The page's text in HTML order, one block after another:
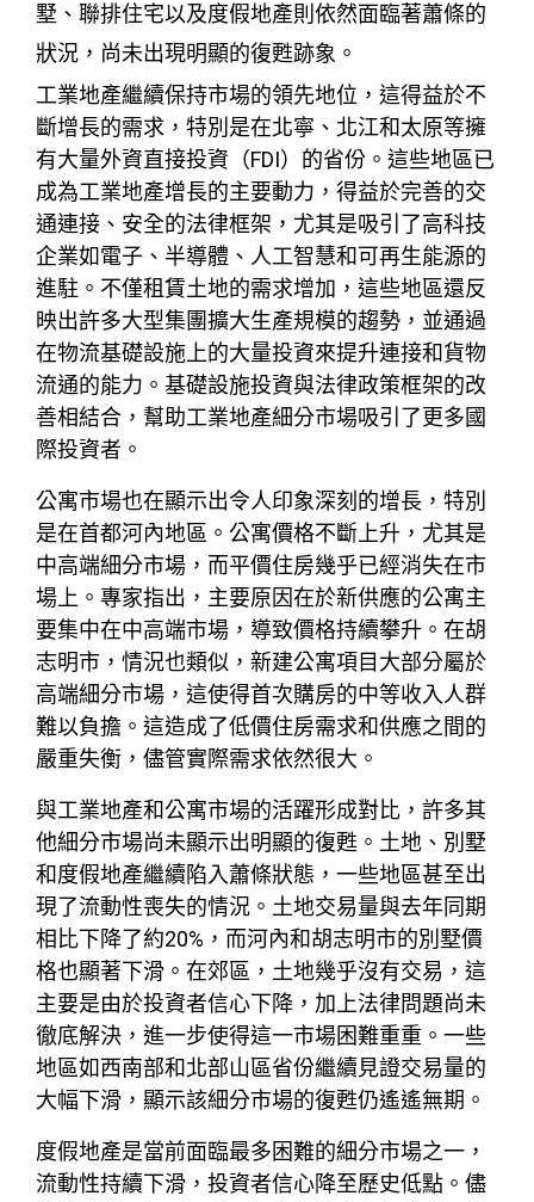
墅、聯排住宅以及度假地產則依然面臨著蕭條的
狀況，尚未出現明顯的復甦跡象。
工業地產繼續保持市場的領先地位，這得益於不
斷增長的需求，特別是在北寧、北江和太原等擁
有大量外資直接投資（FDI）的省份。這些地區已
成為工業地產增長的主要動力，得益於完善的交
通連接、安全的法律框架，尤其是吸引了高科技
企業如電子、半導體、人工智慧和可再生能源的
進駐。不僅租賃土地的需求增加，這些地區還反
映出許多大型集團擴大生產規模的趨勢，並通過
在物流基礎設施上的大量投資來提升連接和貨物
流通的能力。基礎設施投資與法律政策框架的改
善相結合，幫助工業地產細分市場吸引了更多國
際投資者。
公寓市場也在顯示出令人印象深刻的增長，特別
是在首都河內地區。公寓價格不斷上升，尤其是
中高端細分市場，而平價住房幾乎已經消失在市
場上。專家指出，主要原因在於新供應的公寓主
要集中在中高端市場，導致價格持續攀升。在胡
志明市，情況也類似，新建公寓項目大部分屬於
高端細分市場，這使得首次購房的中等收入人群
難以負擔。這造成了低價住房需求和供應之間的
嚴重失衡，儘管實際需求依然很大。
與工業地產和公寓市場的活躍形成對比，許多其
他細分市場尚未顯示出明顯的復甦。土地、別墅
和度假地產繼續陷入蕭條狀態，一些地區甚至出
現了流動性喪失的情況。土地交易量與去年同期
相比下降了約20%，而河內和胡志明市的別墅價
格也顯著下滑。在郊區，土地幾乎沒有交易，這
主要是由於投資者信心下降，加上法律問題尚未
徹底解決，進一步使得這一市場困難重重。一些
地區如西南部和北部山區省份繼續見證交易量的
大幅下滑，顯示該細分市場的復甦仍遙遙無期。
度假地產是當前面臨最多困難的細分市場之一，
流動性持續下滑，投資者信心降至歷史低點。儘